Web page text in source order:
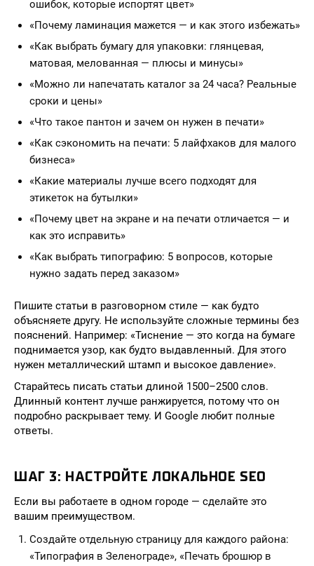
ошибок, которые испортят цвет»
«Почему ламинация мажется — и как этого избежать»
«Как выбрать бумагу для упаковки: глянцевая,
матовая, мелованная — плюсы и минусы»
«Можно ли напечатать каталог за 24 часа? Реальные
сроки и цены»
«Что такое пантон и зачем он нужен в печати»
«Как сэкономить на печати: 5 лайфхаков для малого
бизнеса»
«Какие материалы лучше всего подходят для
этикеток на бутылки»
«Почему цвет на экране и на печати отличается — и
как это исправить»
«Как выбрать типографию: 5 вопросов, которые
нужно задать перед заказом»
Пишите статьи в разговорном стиле — как будто
объясняете другу. Не используйте сложные термины без
пояснений. Например: «Тиснение — это когда на бумаге
поднимается узор, как будто выдавленный. Для этого
нужен металлический штамп и высокое давление».
Старайтесь писать статьи длиной 1500–2500 слов.
Длинный контент лучше ранжируется, потому что он
подробно раскрывает тему. И Google любит полные
ответы.
ШАГ 3: НАСТРОЙТЕ ЛОКАЛЬНОЕ SEO
Если вы работаете в одном городе — сделайте это
вашим преимуществом.
Создайте отдельную страницу для каждого района:
«Типография в Зеленограде», «Печать брошюр в